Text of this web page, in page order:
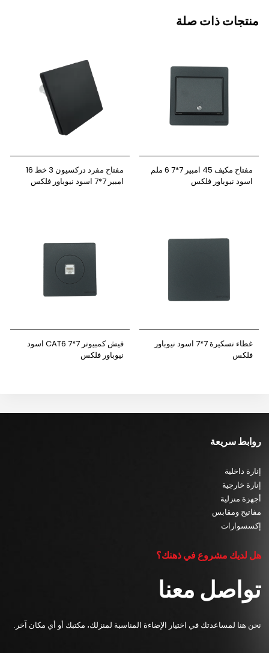
منتجات ذات صلة
مفتاح مكيف 45 امبير 7*7 6 ملم
اسود نيوباور فلكس
مفتاح مفرد دركسيون 3 خط 16
امبير 7*7 اسود نيوباور فلكس
غطاء تسكيرة 7*7 اسود نيوباور
فلكس
فيش كمبيوتر 7*7 CAT6 اسود
نيوباور فلكس
روابط سريعة
إنارة داخلية
إنارة خارجية
أجهزة منزلية
مفاتيح ومقابس
إكسسوارات
هل لديك مشروع في ذهنك؟
تواصل معنا
نحن هنا لمساعدتك في اختيار الإضاءة المناسبة لمنزلك، مكتبك أو أي مكان آخر.